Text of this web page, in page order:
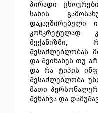
პირადი
სახის
დაკავშირებული
კონკრეტულად
მექანიზმი,
შესაძლებლობას
და შეინახეს თუ
და რა ტიპის
შესაძლებლობა
მათი
შენახვა და